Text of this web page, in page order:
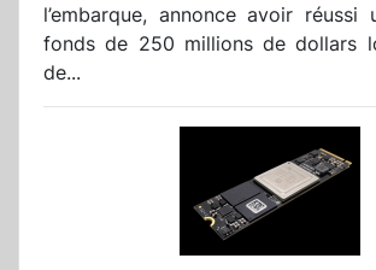
l’embarque, annonce avoir réussi
fonds de 250 millions de dollars
de...